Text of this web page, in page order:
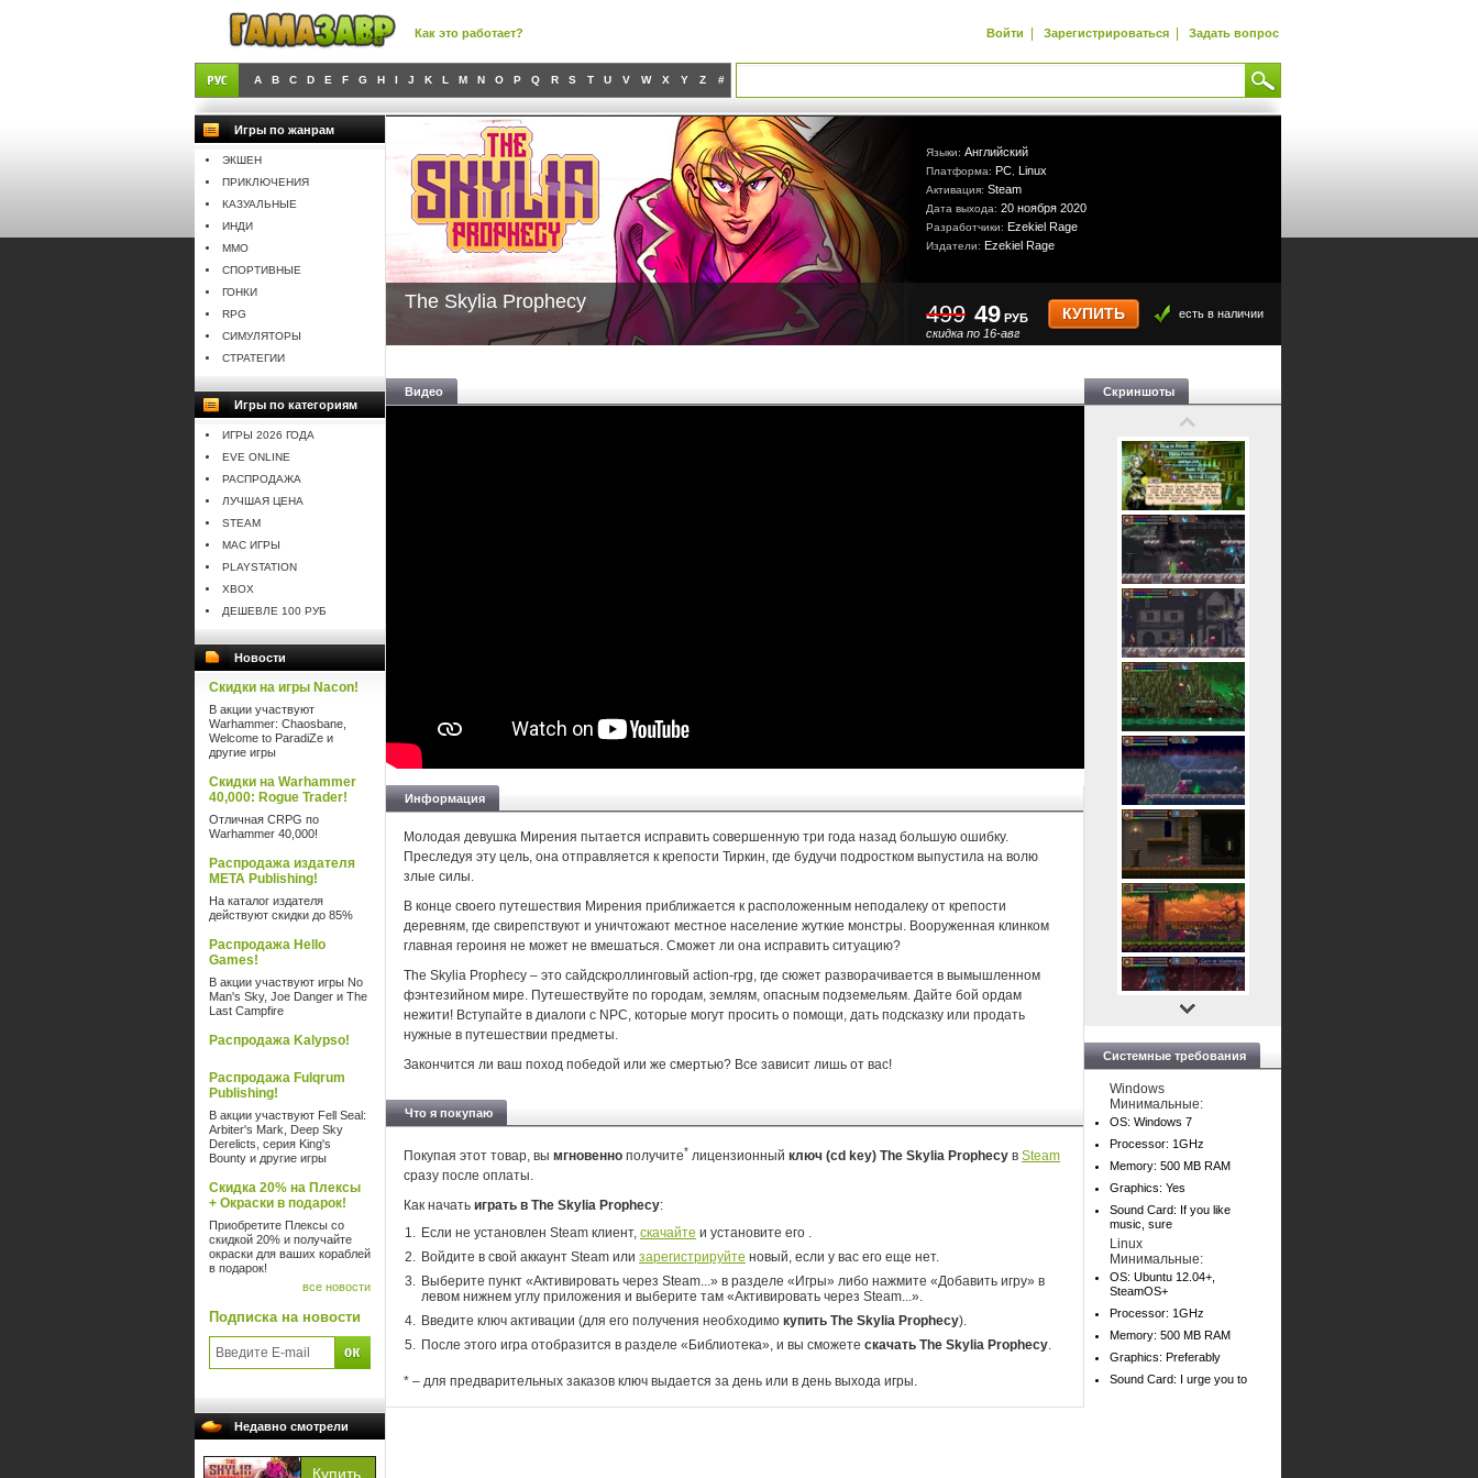
Как это работает? Войти | Зарегистрироваться | Задать вопрос
A B C D E F G H I J K L M N O P Q R S T U V W X Y Z #
Игры по жанрам
ЭКШЕН
ПРИКЛЮЧЕНИЯ
КАЗУАЛЬНЫЕ
ИНДИ
MMO
СПОРТИВНЫЕ
ГОНКИ
RPG
СИМУЛЯТОРЫ
СТРАТЕГИИ
Игры по категориям
ИГРЫ 2026 ГОДА
EVE ONLINE
РАСПРОДАЖА
ЛУЧШАЯ ЦЕНА
STEAM
MAC ИГРЫ
PLAYSTATION
XBOX
ДЕШЕВЛЕ 100 РУБ
Новости
Скидки на игры Nacon!
В акции участвуют
Warhammer: Chaosbane,
Welcome to ParadiZe и
другие игры
Скидки на Warhammer
40,000: Rogue Trader!
Отличная CRPG по
Warhammer 40,000!
Распродажа издателя
META Publishing!
На каталог издателя
действуют скидки до 85%
Распродажа Hello
Games!
В акции участвуют игры No
Man's Sky, Joe Danger и The
Last Campfire
Распродажа Kalypso!
Распродажа Fulqrum
Publishing!
В акции участвуют Fell Seal:
Arbiter's Mark, Deep Sky
Derelicts, серия King's
Bounty и другие игры
Скидка 20% на Плексы
+ Окраски в подарок!
Приобретите Плексы со
скидкой 20% и получайте
окраски для ваших кораблей
в подарок!
все новости
Подписка на новости
Недавно смотрели
Языки: Английский
Платформа: PC Linux
Активация: Steam
Дата выхода: 20 ноября 2020
Разработчики: Ezekiel Rage
Издатели: Ezekiel Rage
The Skylia Prophecy 499
скидка по 16-авг
49 РУБ КУПИТЬ есть в наличии
Видео
Информация
Молодая девушка Мирения пытается исправить совершенную три года назад большую ошибку.
Преследуя эту цель, она отправляется к крепости Тиркин, где будучи подростком выпустила на волю
злые силы.
В конце своего путешествия Мирения приближается к расположенным неподалеку от крепости
деревням, где свирепствуют и уничтожают местное население жуткие монстры. Вооруженная клинком
главная героиня не может не вмешаться. Сможет ли она исправить ситуацию?
The Skylia Prophecy – это сайдскроллинговый action-rpg, где сюжет разворачивается в вымышленном
фэнтезийном мире. Путешествуйте по городам, землям, опасным подземельям. Дайте бой ордам
нежити! Вступайте в диалоги с NPC, которые могут просить о помощи, дать подсказку или продать
нужные в путешествии предметы.
Закончится ли ваш поход победой или же смертью? Все зависит лишь от вас!
Что я покупаю
Покупая этот товар, вы мгновенно получите* лицензионный ключ (cd key) The Skylia Prophecy в Steam
сразу после оплаты.
Как начать играть в The Skylia Prophecy:
Если не установлен Steam клиент, скачайте и установите его .
Войдите в свой аккаунт Steam или зарегистрируйте новый, если у вас его еще нет.
Выберите пункт «Активировать через Steam...» в разделе «Игры» либо нажмите «Добавить игру» в
левом нижнем углу приложения и выберите там «Активировать через Steam...».
Введите ключ активации (для его получения необходимо купить The Skylia Prophecy).
После этого игра отобразится в разделе «Библиотека», и вы сможете скачать The Skylia Prophecy.
* – для предварительных заказов ключ выдается за день или в день выхода игры.
Скриншоты
Системные требования
Windows
Минимальные:
OS: Windows 7
Processor: 1GHz
Memory: 500 MB RAM
Graphics: Yes
Sound Card: If you like
music, sure
Linux
Минимальные:
OS: Ubuntu 12.04+,
SteamOS+
Processor: 1GHz
Memory: 500 MB RAM
Graphics: Preferably
Sound Card: I urge you to